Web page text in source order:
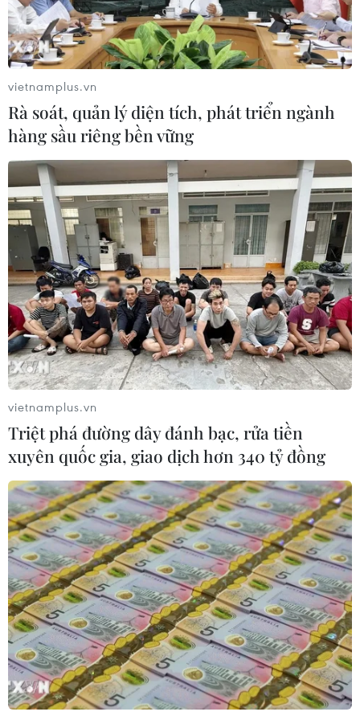
Động đất tại Nhật Bản: Chưa ghi
nhận thông tin công dân Việt Nam bị
thương vong
28/07/2026 22:51
Động đất tại Nhật Bản: Cộng đồng
người Việt vẫn an toàn
28/07/2026 13:49
Cộng đồng người Việt tại Campuchia
thành kính tri ân các anh hùng liệt sỹ
27/07/2026 08:04
Kiều bào tại Đức tổ chức Lễ cầu siêu,
tri ân các Anh hùng liệt sỹ
26/07/2026 22:53
Thêm mái nhà chung kết nối cộng
đồng người Việt Nam tại Hàn Quốc
26/07/2026 14:59
Diễn đàn tại Nhật Bản chia sẻ tư duy
đầu tư dài hạn cho người Việt trẻ
25/07/2026 13:59
Giữ lửa văn hóa Việt và lan tỏa tinh
vietnamplus.vn
Rà soát, quản lý diện tích, phát triển ngành
hàng sầu riêng bền vững
vietnamplus.vn
Triệt phá đường dây đánh bạc, rửa tiền
xuyên quốc gia, giao dịch hơn 340 tỷ đồng